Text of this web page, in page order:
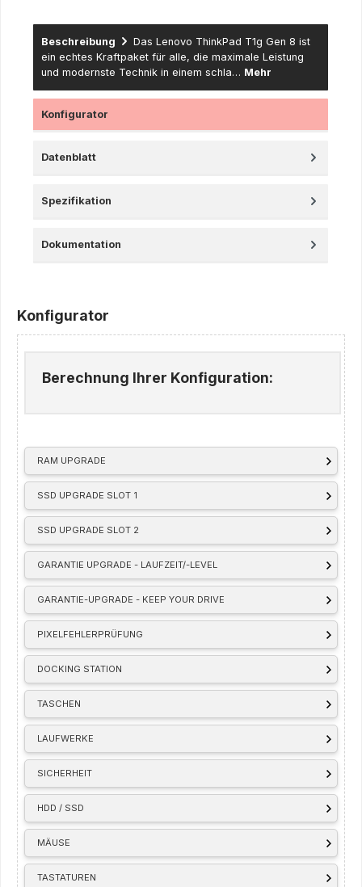
Beschreibung
Das Lenovo ThinkPad T1g Gen 8 ist
ein echtes Kraftpaket für alle, die maximale Leistung
und modernste Technik in einem schla… Mehr
Konfigurator
Datenblatt
Spezifikation
Dokumentation
Konfigurator
RAM UPGRADE
SSD UPGRADE SLOT 1
SSD UPGRADE SLOT 2
GARANTIE UPGRADE - LAUFZEIT/-LEVEL
GARANTIE-UPGRADE - KEEP YOUR DRIVE
PIXELFEHLERPRÜFUNG
DOCKING STATION
TASCHEN
LAUFWERKE
SICHERHEIT
HDD / SSD
MÄUSE
TASTATUREN
Berechnung Ihrer Konfiguration: